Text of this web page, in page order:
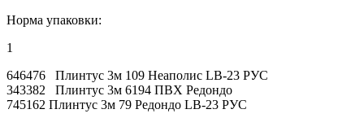
Норма упаковки:
1
646476 Плинтус 3м 109 Неаполис LB-23 РУС
343382 Плинтус 3м 6194 ПВХ Редондо
745162 Плинтус 3м 79 Редондо LB-23 РУС